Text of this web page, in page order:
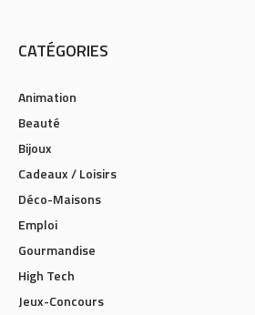
CATÉGORIES
Animation
Beauté
Bijoux
Cadeaux / Loisirs
Déco-Maisons
Emploi
Gourmandise
High Tech
Jeux-Concours